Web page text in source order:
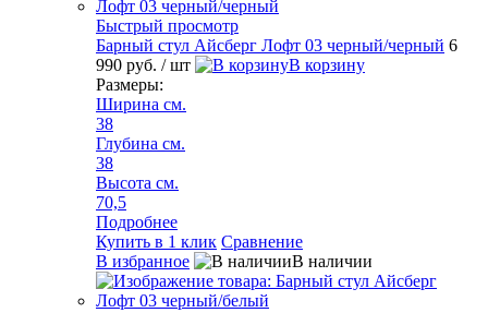
Быстрый просмотр
Барный стул Айсберг Лофт 03 черный/черный 6
990 руб. / шт
В корзину
Размеры:
Ширина см.
38
Глубина см.
38
Высота см.
70,5
Подробнее
Купить в 1 клик Сравнение
В избранное
В наличии